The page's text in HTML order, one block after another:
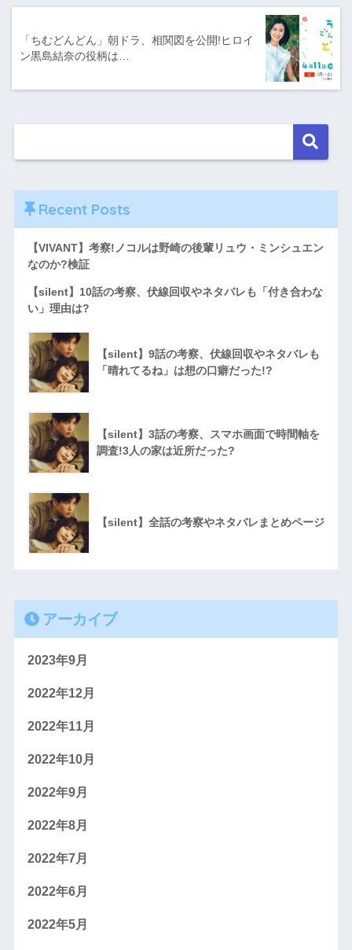
「ちむどんどん」朝ドラ、相関図を公開!ヒロイ
ン黒島結奈の役柄は…
Recent Posts
【VIVANT】考察!ノコルは野崎の後輩リュウ・ミンシュエン
なのか?検証
【silent】10話の考察、伏線回収やネタバレも「付き合わな
い」理由は?
【silent】9話の考察、伏線回収やネタバレも
「晴れてるね」は想の口癖だった!?
【silent】3話の考察、スマホ画面で時間軸を
調査!3人の家は近所だった?
【silent】全話の考察やネタバレまとめページ
アーカイブ
2023年9月
2022年12月
2022年11月
2022年10月
2022年9月
2022年8月
2022年7月
2022年6月
2022年5月